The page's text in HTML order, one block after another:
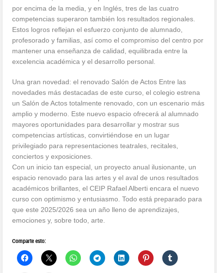
por encima de la media, y en Inglés, tres de las cuatro
competencias superaron también los resultados regionales.
Estos logros reflejan el esfuerzo conjunto de alumnado,
profesorado y familias, así como el compromiso del centro por
mantener una enseñanza de calidad, equilibrada entre la
excelencia académica y el desarrollo personal.
Una gran novedad: el renovado Salón de Actos Entre las
novedades más destacadas de este curso, el colegio estrena
un Salón de Actos totalmente renovado, con un escenario más
amplio y moderno. Este nuevo espacio ofrecerá al alumnado
mayores oportunidades para desarrollar y mostrar sus
competencias artísticas, convirtiéndose en un lugar
privilegiado para representaciones teatrales, recitales,
conciertos y exposiciones.
Con un inicio tan especial, un proyecto anual ilusionante, un
espacio renovado para las artes y el aval de unos resultados
académicos brillantes, el CEIP Rafael Alberti encara el nuevo
curso con optimismo y entusiasmo. Todo está preparado para
que este 2025/2026 sea un año lleno de aprendizajes,
emociones y, sobre todo, arte.
Comparte esto: